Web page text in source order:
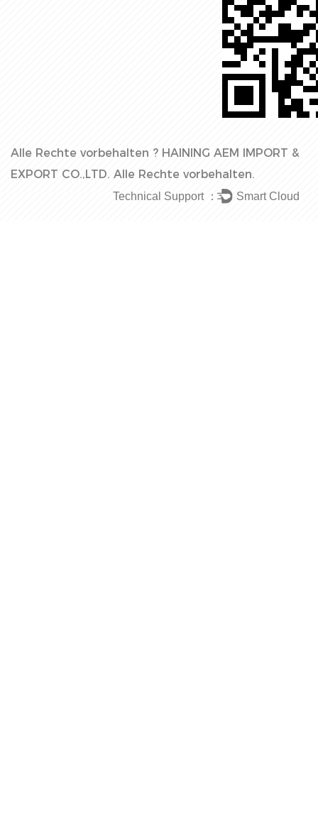
Alle Rechte vorbehalten ? HAINING AEM IMPORT &
EXPORT CO.,LTD. Alle Rechte vorbehalten.
Technical Support ： Smart Cloud